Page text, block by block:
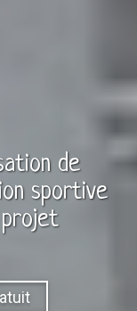
de
sportive
projet